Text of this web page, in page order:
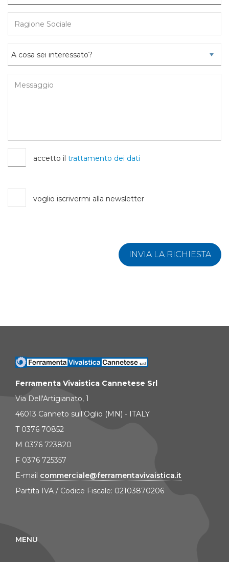
accetto il trattamento dei dati
voglio iscrivermi alla newsletter
INVIA LA RICHIESTA
Ferramenta Vivaistica Cannetese Srl
Via Dell'Artigianato, 1
46013 Canneto sull'Oglio (MN) - ITALY
T 0376 70852
M 0376 723820
F 0376 725357
E-mail commerciale@ferramentavivaistica.it
Partita IVA / Codice Fiscale: 02103870206
MENU